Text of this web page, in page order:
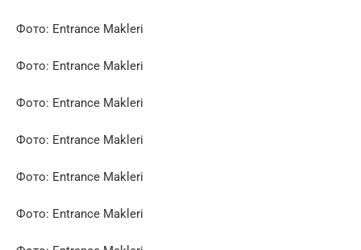
Фото: Entrance Makleri
Фото: Entrance Makleri
Фото: Entrance Makleri
Фото: Entrance Makleri
Фото: Entrance Makleri
Фото: Entrance Makleri